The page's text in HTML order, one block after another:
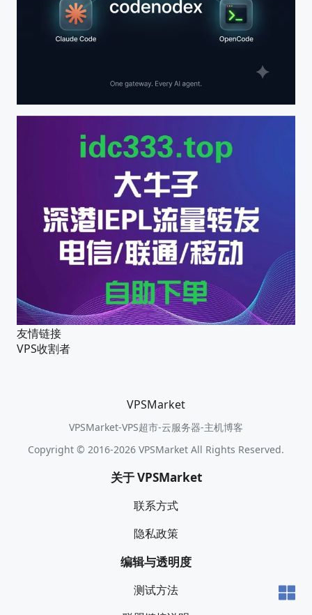
友情链接
VPS收割者
VPSMarket
VPSMarket-VPS超市-云服务器-主机博客
Copyright © 2016-2026 VPSMarket All Rights Reserved.
关于 VPSMarket
联系方式
隐私政策
编辑与透明度
测试方法